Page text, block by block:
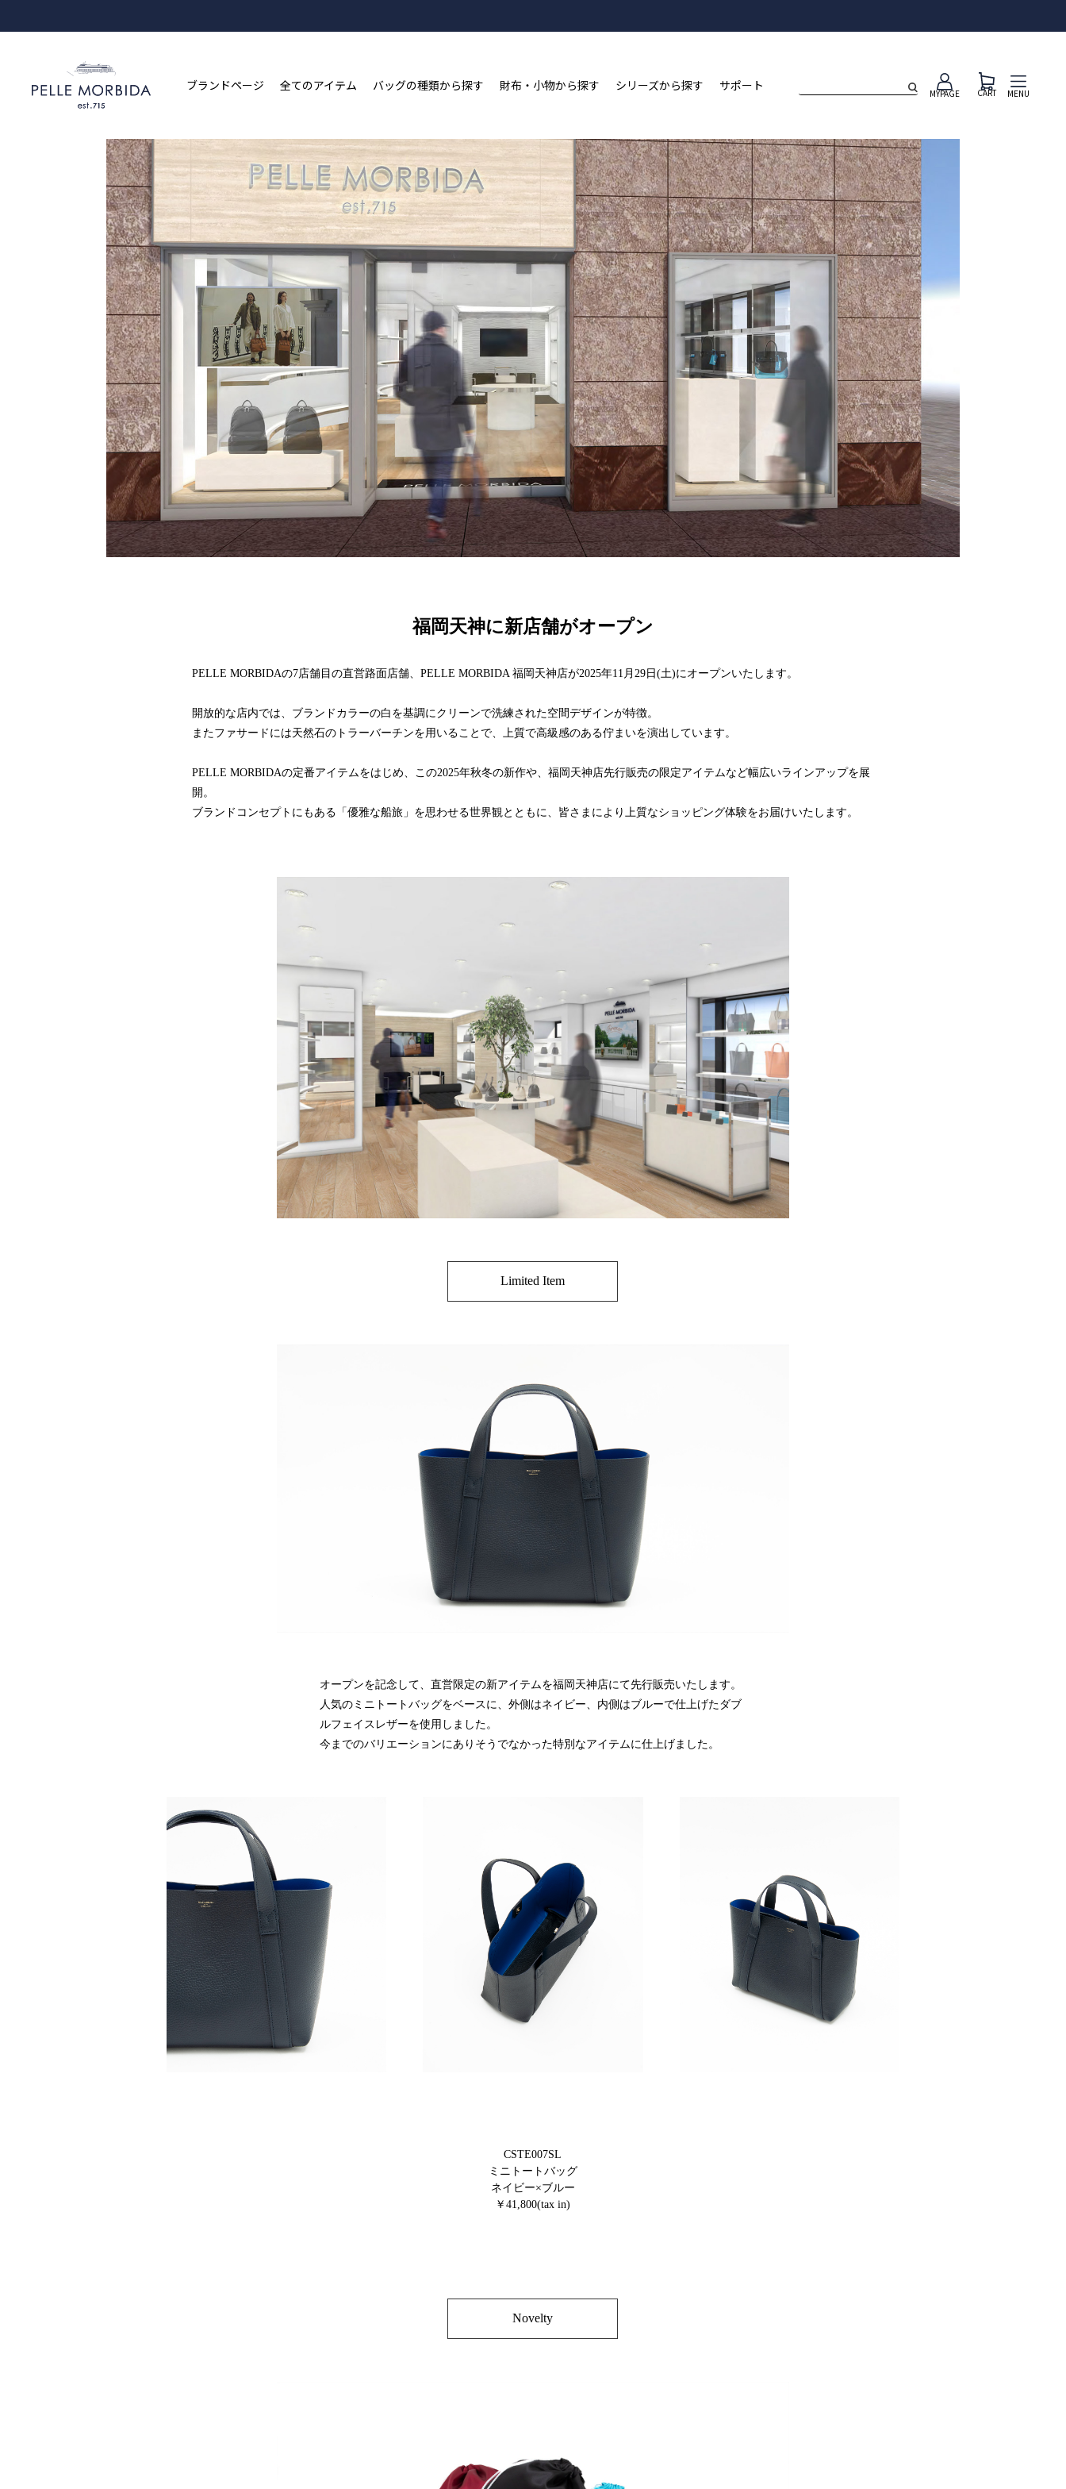
ブランドページ 全てのアイテム バッグの種類から探す 財布・小物から探す シリーズから探す サポート
MYPAGE CART MENU
福岡天神に新店舗がオープン
PELLE MORBIDAの7店舗目の直営路面店舗、PELLE MORBIDA 福岡天神店が2025年11月29日(土)にオープンいたします。
開放的な店内では、ブランドカラーの白を基調にクリーンで洗練された空間デザインが特徴。
またファサードには天然石のトラーバーチンを用いることで、上質で高級感のある佇まいを演出しています。
PELLE MORBIDAの定番アイテムをはじめ、この2025年秋冬の新作や、福岡天神店先行販売の限定アイテムなど幅広いラインアップを展
開。
ブランドコンセプトにもある「優雅な船旅」を思わせる世界観とともに、皆さまにより上質なショッピング体験をお届けいたします。
Limited Item
オープンを記念して、直営限定の新アイテムを福岡天神店にて先行販売いたします。
人気のミニトートバッグをベースに、外側はネイビー、内側はブルーで仕上げたダブ
ルフェイスレザーを使用しました。
今までのバリエーションにありそうでなかった特別なアイテムに仕上げました。
CSTE007SL
ミニトートバッグ
ネイビー×ブルー
￥41,800(tax in)
Novelty